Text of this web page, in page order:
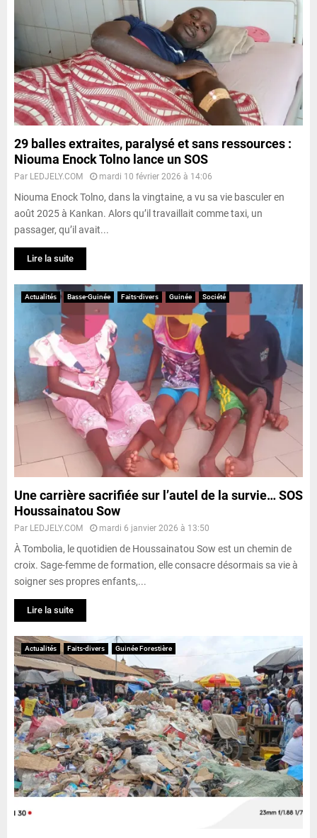
29 balles extraites, paralysé et sans ressources :
Niouma Enock Tolno lance un SOS
Par LEDJELY.COM mardi 10 février 2026 à 14:06
Niouma Enock Tolno, dans la vingtaine, a vu sa vie basculer en
août 2025 à Kankan. Alors qu’il travaillait comme taxi, un
passager, qu’il avait...
Lire la suite
Actualités Basse-Guinée Faits-divers Guinée Société
Une carrière sacrifiée sur l’autel de la survie… SOS
Houssainatou Sow
Par LEDJELY.COM mardi 6 janvier 2026 à 13:50
À Tombolia, le quotidien de Houssainatou Sow est un chemin de
croix. Sage-femme de formation, elle consacre désormais sa vie à
soigner ses propres enfants,...
Lire la suite
Actualités Faits-divers Guinée Forestière